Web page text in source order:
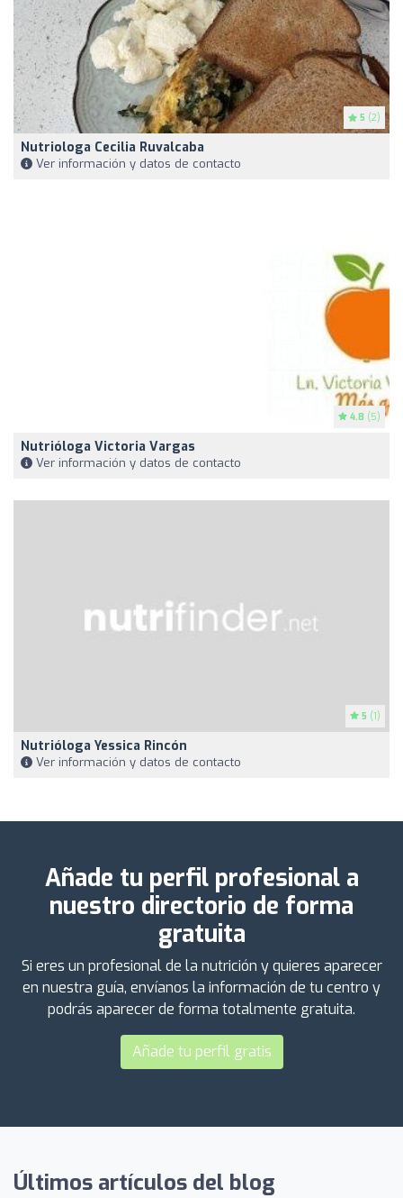
5 (2)
Nutriologa Cecilia Ruvalcaba
Ver información y datos de contacto
4.8 (5)
Nutrióloga Victoria Vargas
Ver información y datos de contacto
5 (1)
Nutrióloga Yessica Rincón
Ver información y datos de contacto
Añade tu perfil profesional a
nuestro directorio de forma
gratuita
Si eres un profesional de la nutrición y quieres aparecer
en nuestra guía, envíanos la información de tu centro y
podrás aparecer de forma totalmente gratuita.
Añade tu perfil gratis
Últimos artículos del blog